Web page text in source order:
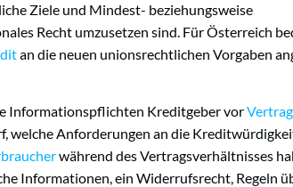
Ziele und Mindest- beziehungsweise
Recht umzusetzen sind. Für Österreich
an die neuen unionsrechtlichen Vorgaben
Informationspflichten Kreditgeber vor
welche Anforderungen an die
während des Vertragsverhältnisses
Informationen, ein Widerrufsrecht, Regeln